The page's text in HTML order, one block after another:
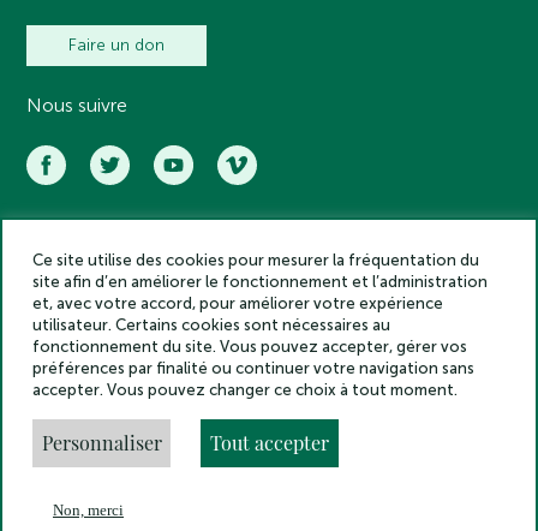
Faire un don
Nous suivre
Académie des inscriptions et belles lettres – Tous droits réservés
2025
Politique de confidentialité
Mentions légales
Crédits
Gestion des cookies
Made by
Ce site utilise des cookies pour mesurer la fréquentation du
site afin d’en améliorer le fonctionnement et l’administration
et, avec votre accord, pour améliorer votre expérience
utilisateur. Certains cookies sont nécessaires au
fonctionnement du site. Vous pouvez accepter, gérer vos
préférences par finalité ou continuer votre navigation sans
accepter. Vous pouvez changer ce choix à tout moment.
Personnaliser Tout accepter
Non, merci